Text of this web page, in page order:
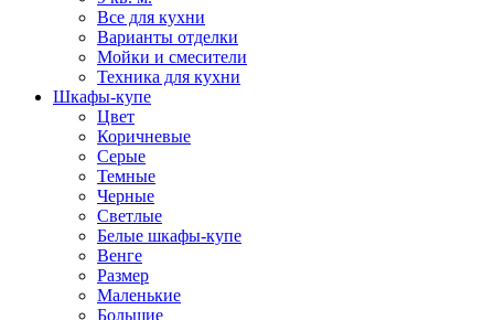
Все для кухни
Варианты отделки
Мойки и смесители
Техника для кухни
Шкафы-купе
Цвет
Коричневые
Серые
Темные
Черные
Светлые
Белые шкафы-купе
Венге
Размер
Маленькие
Большие